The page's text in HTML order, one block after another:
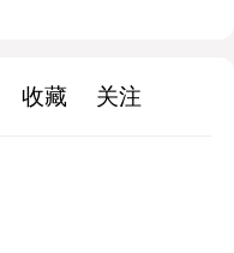
收藏 关注